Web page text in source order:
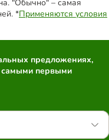
"Обычно" – самая
*Применяются условия
предложениях,
самыми первыми